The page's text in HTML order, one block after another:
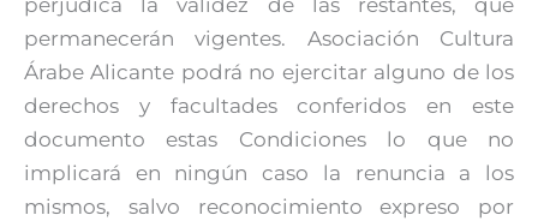
perjudica la validez de las restantes, que
permanecerán vigentes. Asociación Cultura
Árabe Alicante podrá no ejercitar alguno de los
derechos y facultades conferidos en este
documento estas Condiciones lo que no
implicará en ningún caso la renuncia a los
mismos, salvo reconocimiento expreso por